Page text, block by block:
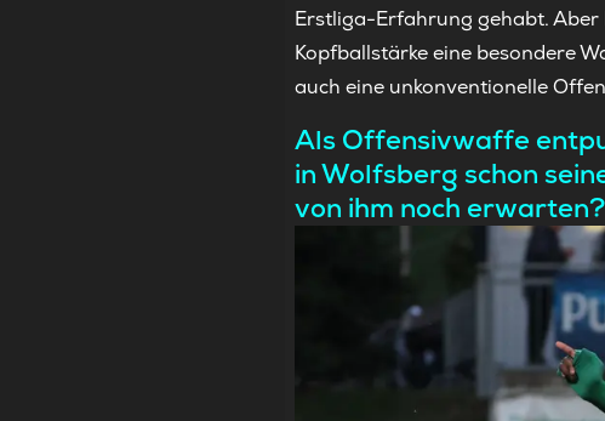
Erstliga-Erfahrung gehabt. Aber
Kopfballstärke eine besondere
auch eine unkonventionelle
Als Offensivwaffe
in Wolfsberg schon
von ihm noch erwarten?